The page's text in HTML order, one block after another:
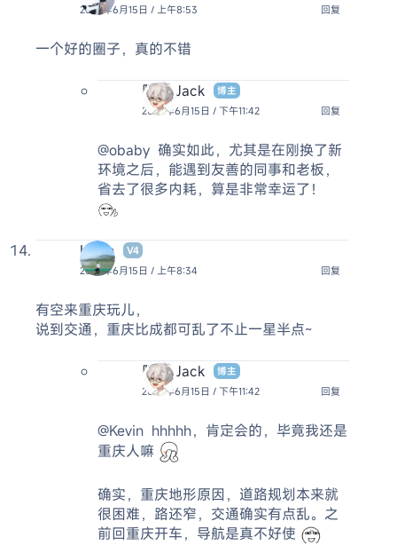
2026年6月15日 / 上午8:53
回复
一个好的圈子，真的不错
阿杰 Jack
博主
2026年6月15日 / 下午11:42
回复
@obaby 确实如此，尤其是在刚换了新
环境之后，能遇到友善的同事和老板，
省去了很多内耗，算是非常幸运了！
Kevin
V4
2026年6月15日 / 上午8:34
回复
有空来重庆玩儿，
说到交通，重庆比成都可乱了不止一星半点~
阿杰 Jack
博主
2026年6月15日 / 下午11:42
回复
@Kevin hhhhh，肯定会的，毕竟我还是
重庆人嘛
确实，重庆地形原因，道路规划本来就
很困难，路还窄，交通确实有点乱。之
前回重庆开车，导航是真不好使